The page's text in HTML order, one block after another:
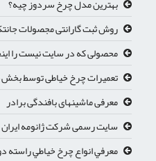
بهترین مدل چرخ سردوز چیه؟
روش ثبت گارانتی مجصولات
محصولی که در سایت نیست را
تعمیرات چرخ خیاطی توسط
معرفی ماشینهای بافندگی برادر
سایت رسمی شرکت ژانومه ایران
معرفي انواع چرخ خياطي راسته